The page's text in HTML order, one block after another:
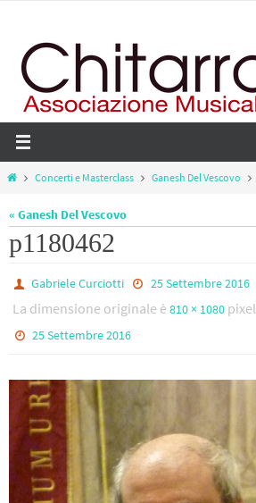
contenuto
HomeConcerti e Masterclass Ganesh Del Vescovo
« Ganesh Del Vescovo
p1180462
Gabriele Curciotti 25 Settembre 2016
La dimensione originale è 810 × 1080 pixel
25 Settembre 2016